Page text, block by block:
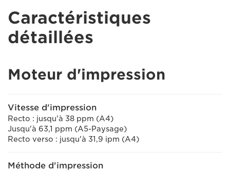
Caractéristiques
détaillées
Moteur d'impression
Vitesse d'impression
Recto : jusqu'à 38 ppm (A4)
Jusqu'à 63,1 ppm (A5-Paysage)
Recto verso : jusqu'à 31,9 ipm (A4)
Méthode d'impression